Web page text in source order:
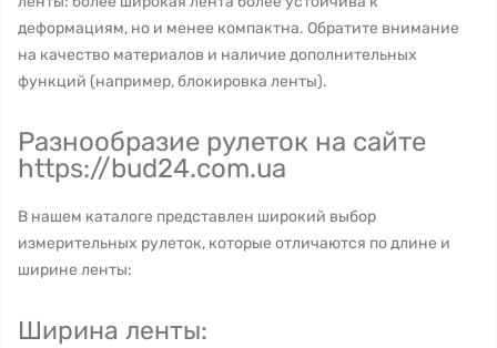
деформациям, но и менее компактна. Обратите внимание
на качество материалов и наличие дополнительных
функций (например, блокировка ленты).
Разнообразие рулеток на сайте
https://bud24.com.ua
В нашем каталоге представлен широкий выбор
измерительных рулеток, которые отличаются по длине и
ширине ленты:
Ширина ленты: